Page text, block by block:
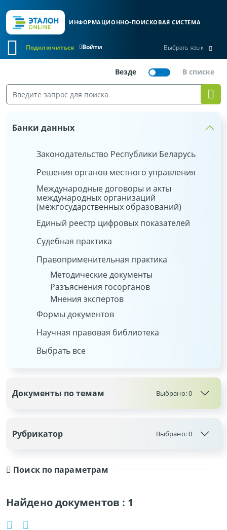
ИНФОРМАЦИОННО-ПОИСКОВАЯ СИСТЕМА
Войти
Подключиться Выбрать язык
Поиск по параметрам
Найдено документов : 1
Банки данных
Законодательство Республики Беларусь
Решения органов местного управления
Международные договоры и акты
международных организаций
(межгосударственных образований)
Единый реестр цифровых показателей
Судебная практика
Правоприменительная практика
Методические документы
Разъяснения госорганов
Мнения экспертов
Формы документов
Научная правовая библиотека
Выбрать все
Документы по темам Выбрано:0
Рубрикатор Выбрано:0